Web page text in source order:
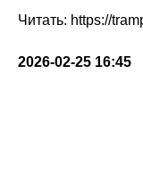
Читать: https://
2026-02-25 16:45